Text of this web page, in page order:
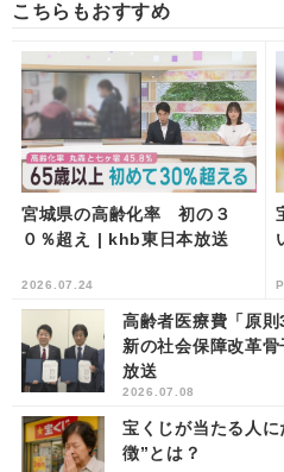
こちらもおすすめ
宮城県の高齢化率 初の３
０％超え | khb東日本放送
2026.07.24
高齢者医療費「原
新の社会保障改革
放送
2026.07.08
宝くじが当たる人
徴”とは？